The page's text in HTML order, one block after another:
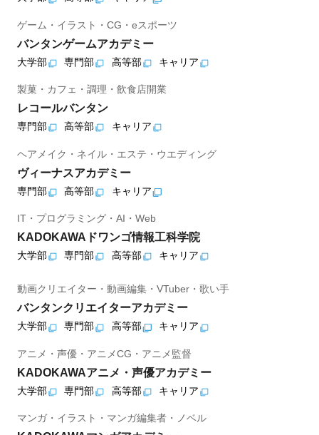
ゲーム・イラスト・CG・eスポーツ
バンタンゲームアカデミー
大学部 専門部 高等部 キャリア
製菓・カフェ・調理・飲食店開業
レコールバンタン
専門部 高等部 キャリア
ヘアメイク・ネイル・エステ・ウエディング
ヴィーナスアカデミー
専門部 高等部 キャリア
IT・プログラミング・AI・Web
KADOKAWAドワンゴ情報工科学院
大学部 専門部 高等部 キャリア
動画クリエイター・動画編集・VTuber・歌い手
バンタンクリエイターアカデミー
大学部 専門部 高等部 キャリア
アニメ・声優・アニメCG・アニメ監督
KADOKAWAアニメ・声優アカデミー
大学部 専門部 高等部 キャリア
マンガ・イラスト・マンガ編集者・ノベル